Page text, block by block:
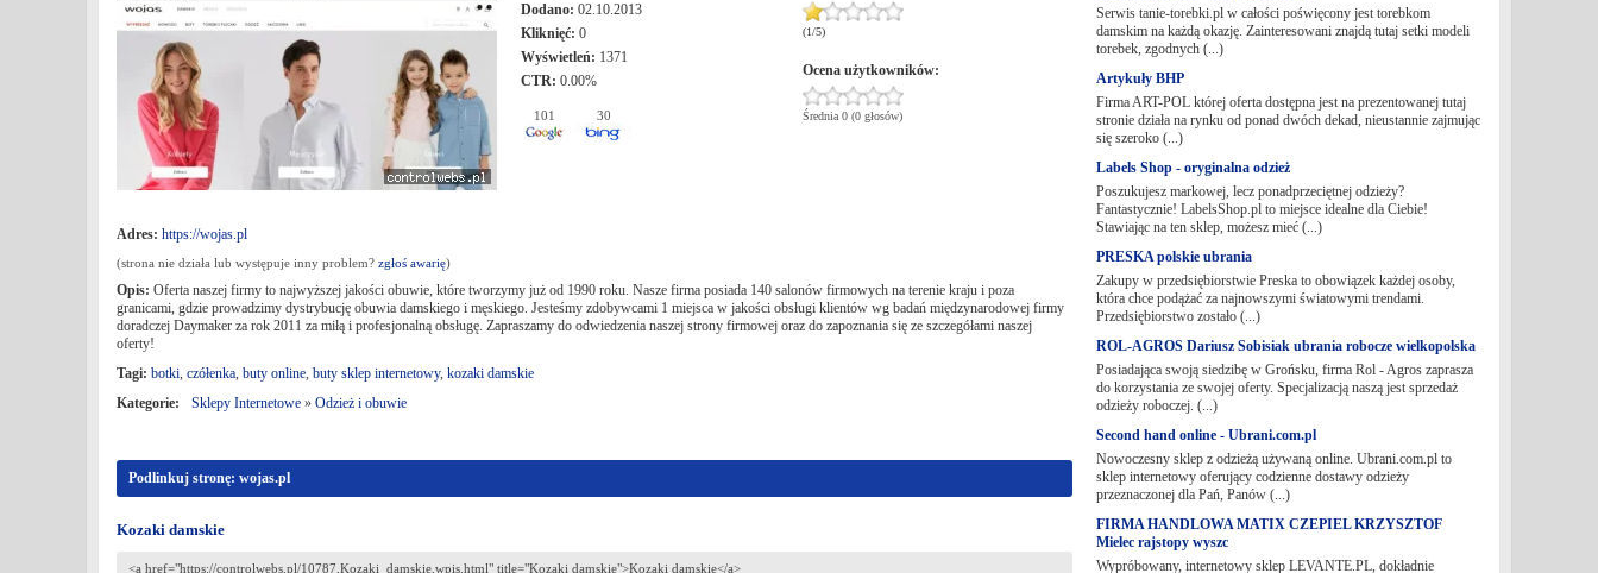
Dodano: 02.10.2013
Kliknięć: 0
Wyświetleń: 1371
CTR: 0.00%
101 30
(1/5)
Ocena użytkowników:
Średnia 0 (0 głosów)
Adres: https://wojas.pl
(strona nie działa lub występuje inny problem? zgłoś awarię)
Opis: Oferta naszej firmy to najwyższej jakości obuwie, które tworzymy już od 1990 roku. Nasze firma posiada 140 salonów firmowych na terenie kraju i poza
granicami, gdzie prowadzimy dystrybucję obuwia damskiego i męskiego. Jesteśmy zdobywcami 1 miejsca w jakości obsługi klientów wg badań międzynarodowej firmy
doradczej Daymaker za rok 2011 za miłą i profesjonalną obsługę. Zapraszamy do odwiedzenia naszej strony firmowej oraz do zapoznania się ze szczegółami naszej
oferty!
Tagi: botki, czółenka, buty online, buty sklep internetowy, kozaki damskie
Kategorie:
Sklepy Internetowe » Odzież i obuwie
Podlinkuj stronę: wojas.pl
Kozaki damskie
Serwis tanie-torebki.pl w całości poświęcony jest torebkom
damskim na każdą okazję. Zainteresowani znajdą tutaj setki modeli
torebek, zgodnych (...)
Artykuły BHP
Firma ART-POL której oferta dostępna jest na prezentowanej tutaj
stronie działa na rynku od ponad dwóch dekad, nieustannie zajmując
się szeroko (...)
Labels Shop - oryginalna odzież
Poszukujesz markowej, lecz ponadprzeciętnej odzieży?
Fantastycznie! LabelsShop.pl to miejsce idealne dla Ciebie!
Stawiając na ten sklep, możesz mieć (...)
PRESKA polskie ubrania
Zakupy w przedsiębiorstwie Preska to obowiązek każdej osoby,
która chce podążać za najnowszymi światowymi trendami.
Przedsiębiorstwo zostało (...)
ROL-AGROS Dariusz Sobisiak ubrania robocze wielkopolska
Posiadająca swoją siedzibę w Grońsku, firma Rol - Agros zaprasza
do korzystania ze swojej oferty. Specjalizacją naszą jest sprzedaż
odzieży roboczej. (...)
Second hand online - Ubrani.com.pl
Nowoczesny sklep z odzieżą używaną online. Ubrani.com.pl to
sklep internetowy oferujący codzienne dostawy odzieży
przeznaczonej dla Pań, Panów (...)
FIRMA HANDLOWA MATIX CZEPIEL KRZYSZTOF
Mielec rajstopy wyszc
Wypróbowany, internetowy sklep LEVANTE.PL, dokładnie